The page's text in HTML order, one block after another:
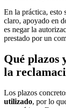
En la práctica, esto
claro, apoyado en
es negar la
prestado por un
Qué plazos
la
Los plazos
utilizado, por lo